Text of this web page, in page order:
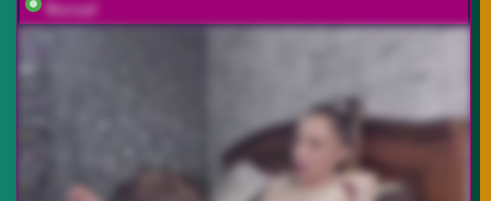
Buzzyd